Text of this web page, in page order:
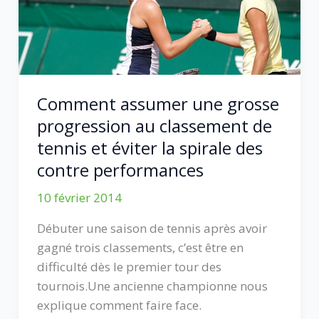
Comment assumer une grosse
progression au classement de
tennis et éviter la spirale des
contre performances
10 février 2014
Débuter une saison de tennis après avoir
gagné trois classements, c’est être en
difficulté dès le premier tour des
tournois.Une ancienne championne nous
explique comment faire face.